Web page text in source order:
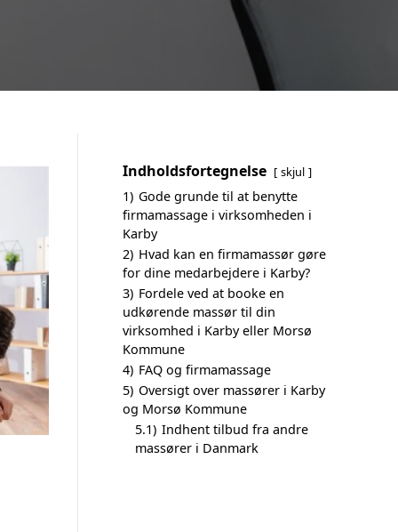
Indholdsfortegnelse skjul
1) Gode grunde til at benytte
firmamassage i virksomheden i
Karby
2) Hvad kan en firmamassør gøre
for dine medarbejdere i Karby?
3) Fordele ved at booke en
udkørende massør til din
virksomhed i Karby eller Morsø
Kommune
4) FAQ og firmamassage
5) Oversigt over massører i Karby
og Morsø Kommune
5.1) Indhent tilbud fra andre
massører i Danmark